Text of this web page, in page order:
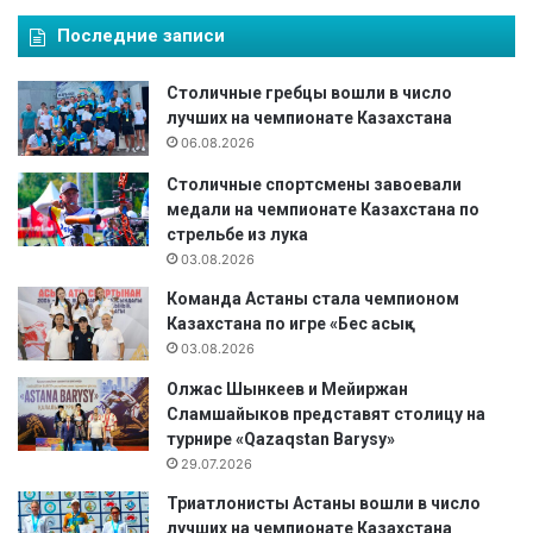
Последние записи
Столичные гребцы вошли в число
лучших на чемпионате Казахстана
06.08.2026
Столичные спортсмены завоевали
медали на чемпионате Казахстана по
стрельбе из лука
03.08.2026
Команда Астаны стала чемпионом
Казахстана по игре «Бес асық»
03.08.2026
Олжас Шынкеев и Мейиржан
Сламшайыков представят столицу на
турнире «Qazaqstan Barysy»
29.07.2026
Триатлонисты Астаны вошли в число
лучших на чемпионате Казахстана